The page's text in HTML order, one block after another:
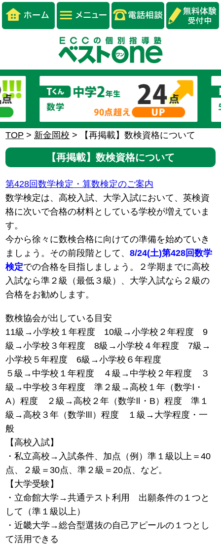
TOP > 新金岡校 > 【再掲載】数検資格について
【再掲載】数検資格について
第428回数学検定・算数検定のご案内
数学検定は、高校入試、大学入試において、英検資
格に次いで合格の材料としている学校が増えていま
す。
今から徐々に数検合格に向けての準備を始めていき
ましょう。その前段階として、8/24(土)第428回数学
検定での合格を目指しましょう。２学期までに高校
入試なら準２級（最低３級）、大学入試なら２級の
合格をお勧めします。
数検協会が出している目安
11級→小学校１年程度 10級→小学校２年程度 9
級→小学校３年程度 8級→小学校４年程度 7級→
小学校５年程度 6級→小学校６年程度
５級→中学校１年程度 ４級→中学校２年程度 ３
級→中学校３年程度 準２級→高校１年（数学Ⅰ・
A）程度 ２級→高校２年（数学Ⅱ・B）程度 準１
級→高校３年（数学Ⅲ）程度 １級→大学程度・一
般
【高校入試】
・私立高校→入試条件、加点（例）準１級以上＝40
点、２級＝30点、準２級＝20点、など。
【大学受験】
・立命館大学→共通テスト利用 出願条件の１つと
して（準１級以上）
・近畿大学→総合型選抜の自己アピールの１つとし
て活用できる